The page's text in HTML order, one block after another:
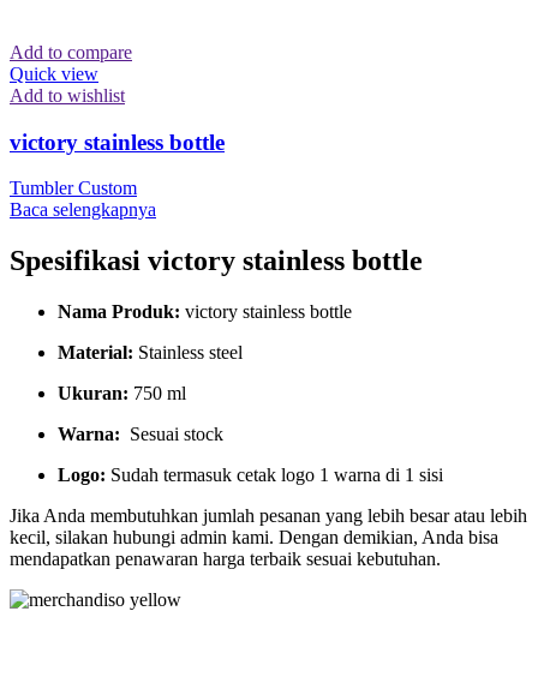
Add to compare
Quick view
Add to wishlist
victory stainless bottle
Tumbler Custom
Baca selengkapnya
Spesifikasi victory stainless bottle
Nama Produk: victory stainless bottle
Material: Stainless steel
Ukuran: 750 ml
Warna: Sesuai stock
Logo: Sudah termasuk cetak logo 1 warna di 1 sisi
Jika Anda membutuhkan jumlah pesanan yang lebih besar atau lebih
kecil, silakan hubungi admin kami. Dengan demikian, Anda bisa
mendapatkan penawaran harga terbaik sesuai kebutuhan.